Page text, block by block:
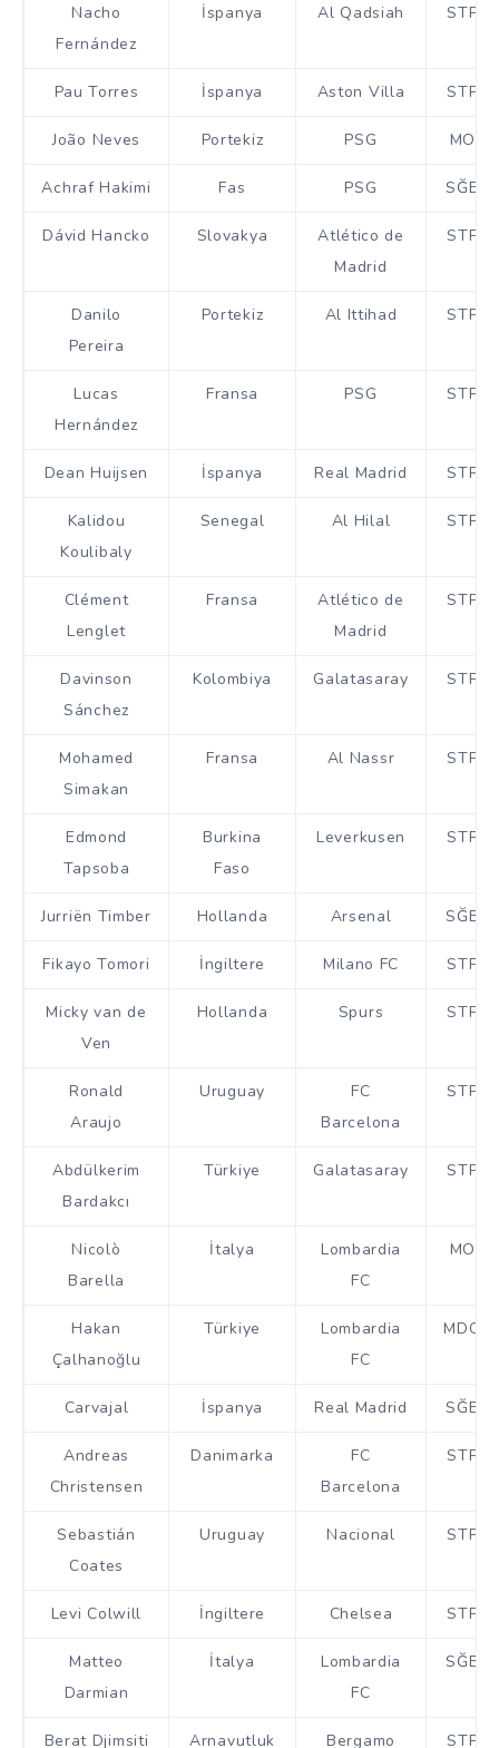
Nacho
Fernández
İspanya Al Qadsiah STP
Pau Torres İspanya Aston Villa STP
João Neves Portekiz PSG MO
Achraf Hakimi Fas PSG SĞB
Dávid Hancko Slovakya
Atlético de
Madrid
STP
Danilo
Pereira
Portekiz Al Ittihad STP
Lucas
Hernández
Fransa PSG STP
Dean Huijsen İspanya Real Madrid STP
Kalidou
Koulibaly
Senegal Al Hilal STP
Clément
Lenglet
Fransa
Atlético de
Madrid
STP
Davinson
Sánchez
Kolombiya Galatasaray STP
Mohamed
Simakan
Fransa Al Nassr STP
Edmond
Tapsoba
Burkina
Faso
Leverkusen STP
Jurriën Timber Hollanda Arsenal SĞB
Fikayo Tomori İngiltere Milano FC STP
Micky van de
Ven
Hollanda Spurs STP
Ronald
Araujo
Uruguay
FC
Barcelona
STP
Abdülkerim
Bardakcı
Türkiye Galatasaray STP
Nicolò
Barella
İtalya
Lombardia
FC
MO
Hakan
Çalhanoğlu
Türkiye
Lombardia
FC
MDO
Carvajal İspanya Real Madrid SĞB
Andreas
Christensen
Danimarka
FC
Barcelona
STP
Sebastián
Coates
Uruguay Nacional STP
Levi Colwill İngiltere Chelsea STP
Matteo
Darmian
İtalya
Lombardia
FC
SĞB
Berat Djimsiti Arnavutluk Bergamo STP